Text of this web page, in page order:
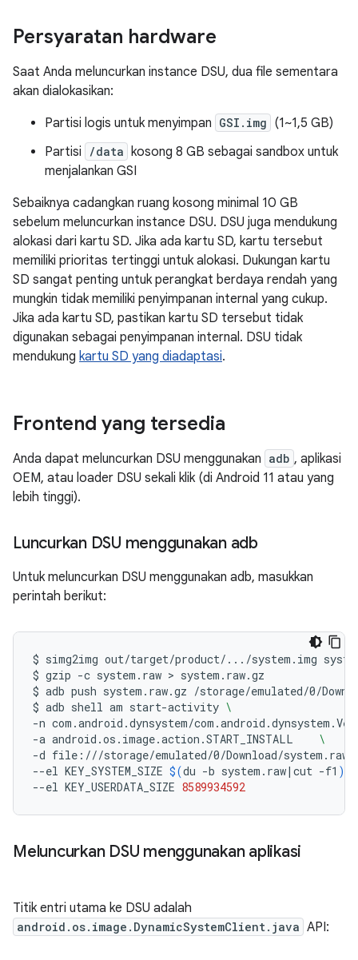
Persyaratan hardware
Saat Anda meluncurkan instance DSU, dua file sementara
akan dialokasikan:
Partisi logis untuk menyimpan GSI.img (1~1,5 GB)
Partisi
/data kosong 8 GB sebagai sandbox untuk
menjalankan GSI
Sebaiknya cadangkan ruang kosong minimal 10 GB
sebelum meluncurkan instance DSU. DSU juga mendukung
alokasi dari kartu SD. Jika ada kartu SD, kartu tersebut
memiliki prioritas tertinggi untuk alokasi. Dukungan kartu
SD sangat penting untuk perangkat berdaya rendah yang
mungkin tidak memiliki penyimpanan internal yang cukup.
Jika ada kartu SD, pastikan kartu SD tersebut tidak
digunakan sebagai penyimpanan internal. DSU tidak
mendukung kartu SD yang diadaptasi.
Frontend yang tersedia
Anda dapat meluncurkan DSU menggunakan adb , aplikasi
OEM, atau loader DSU sekali klik (di Android 11 atau yang
lebih tinggi).
Luncurkan DSU menggunakan adb
Untuk meluncurkan DSU menggunakan adb, masukkan
perintah berikut:
$ simg2img out/target/product/.../system.img
$ gzip -c system.raw > system.raw.gz
$ adb push system.raw.gz /storage/emulated/0/
$ adb shell am start-activity \
-n com.android.dynsystem/
-a android.os.image.action.START_INSTALL
\
-d file:///storage/emulated/0/Download/
--el KEY_SYSTEM_SIZE $(du -b system.raw| cut -f1 )
--el KEY_USERDATA_SIZE 8589934592
Meluncurkan DSU menggunakan aplikasi
Titik entri utama ke DSU adalah
android.os.image.DynamicSystemClient.java API: